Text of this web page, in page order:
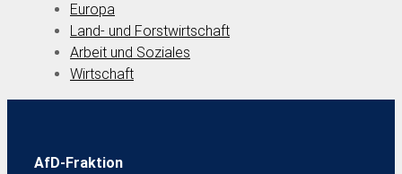
Europa
Land- und Forstwirtschaft
Arbeit und Soziales
Wirtschaft
AfD-Fraktion